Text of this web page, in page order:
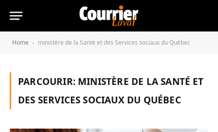
Home - ministère de la Santé et des Services sociaux du Québec
PARCOURIR: MINISTÈRE DE LA SANTÉ ET
DES SERVICES SOCIAUX DU QUÉBEC